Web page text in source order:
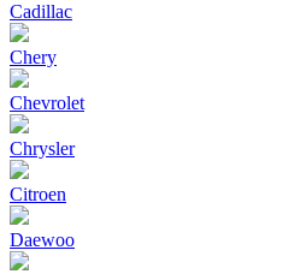
Cadillac
Chery
Chevrolet
Chrysler
Citroen
Daewoo